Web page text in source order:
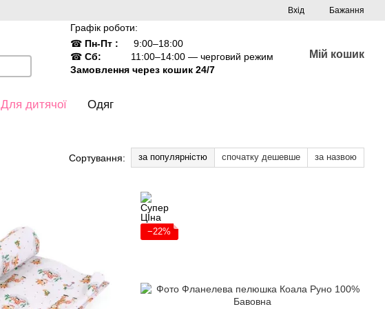
Вхід Бажання
Графік роботи:
☎ Пн-Пт :
9:00–18:00
☎Сб:
11:00–14:00 — черговий режим
Замовлення через кошик 24/7
Мій кошик
Для дитячої Одяг
Сортування: за популярністю спочатку дешевше за назвою
−22%